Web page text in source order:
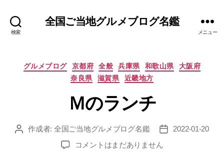
検索
全国ご当地グルメブログ名鑑
メニュー
カ
テ
リ
ー
グルメブログ 京都府 全般 兵庫県 和歌山県
大阪府
奈良県
滋賀県 近畿地方
Ｍのランチ
投 作成者: 全国ご当地グルメブログ名鑑
投
2022-01-20
Ｍ
コメントはまだありません